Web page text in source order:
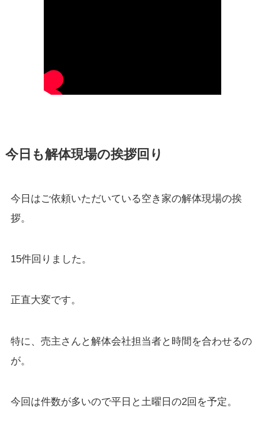
今日も解体現場の挨拶回り
今日はご依頼いただいている空き家の解体現場の挨
拶。
15件回りました。
正直大変です。
特に、売主さんと解体会社担当者と時間を合わせるの
が。
今回は件数が多いので平日と土曜日の2回を予定。